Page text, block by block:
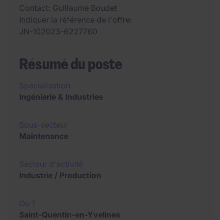
Contact Guillaume Boudet
Indiquer la référence de l'offre
JN-102023-6227760
Résumé du poste
Ingénierie & Industries
Maintenance
Industrie / Production
Saint-Quentin-en-Yvelines